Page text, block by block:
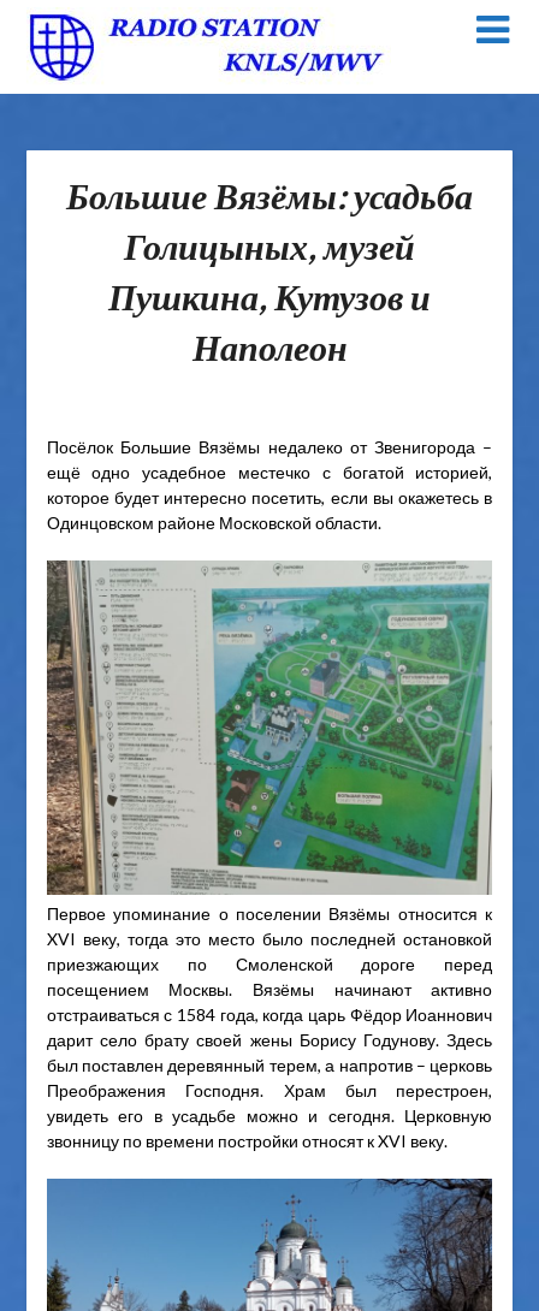
Большие Вязёмы: усадьба
Голицыных, музей
Пушкина, Кутузов и
Наполеон
Посёлок Большие Вязёмы недалеко от Звенигорода –
ещё одно усадебное местечко с богатой историей,
которое будет интересно посетить, если вы окажетесь в
Одинцовском районе Московской области.
Первое упоминание о поселении Вязёмы относится к
XVI веку, тогда это место было последней остановкой
приезжающих по Смоленской дороге перед
посещением Москвы. Вязёмы начинают активно
отстраиваться с 1584 года, когда царь Фёдор Иоаннович
дарит село брату своей жены Борису Годунову. Здесь
был поставлен деревянный терем, а напротив – церковь
Преображения Господня. Храм был перестроен,
увидеть его в усадьбе можно и сегодня. Церковную
звонницу по времени постройки относят к XVI веку.